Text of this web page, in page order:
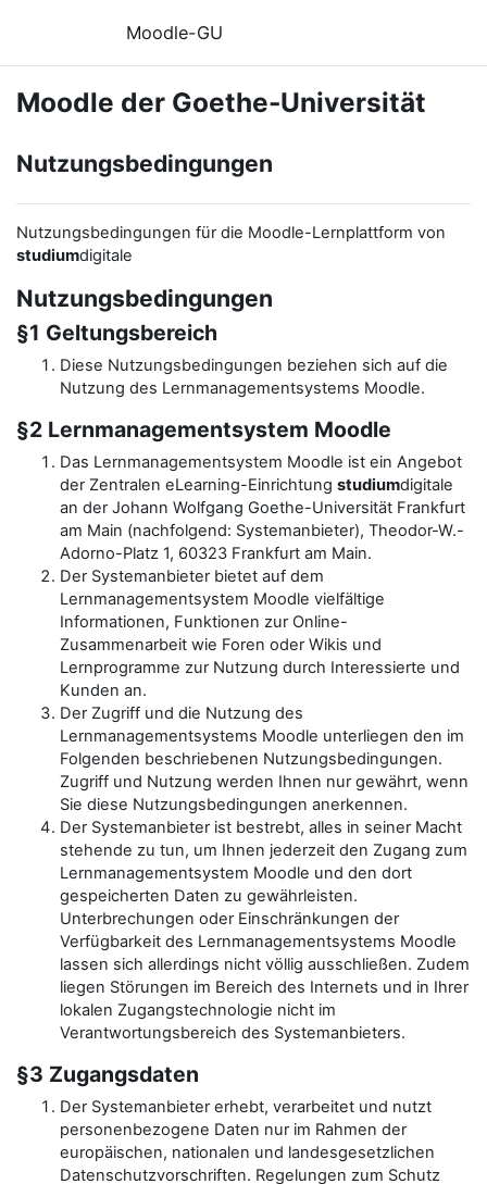
Moodle-GU
Moodle der Goethe-Universität
Nutzungsbedingungen
Nutzungsbedingungen für die Moodle-Lernplattform von
studiumdigitale
Nutzungsbedingungen
§1 Geltungsbereich
Diese Nutzungsbedingungen beziehen sich auf die
Nutzung des Lernmanagementsystems Moodle.
§2 Lernmanagementsystem Moodle
Das Lernmanagementsystem Moodle ist ein Angebot
der Zentralen eLearning-Einrichtung studiumdigitale
an der Johann Wolfgang Goethe-Universität Frankfurt
am Main (nachfolgend: Systemanbieter), Theodor-W.-
Adorno-Platz 1, 60323 Frankfurt am Main.
Der Systemanbieter bietet auf dem
Lernmanagementsystem Moodle vielfältige
Informationen, Funktionen zur Online-
Zusammenarbeit wie Foren oder Wikis und
Lernprogramme zur Nutzung durch Interessierte und
Kunden an.
Der Zugriff und die Nutzung des
Lernmanagementsystems Moodle unterliegen den im
Folgenden beschriebenen Nutzungsbedingungen.
Zugriff und Nutzung werden Ihnen nur gewährt, wenn
Sie diese Nutzungsbedingungen anerkennen.
Der Systemanbieter ist bestrebt, alles in seiner Macht
stehende zu tun, um Ihnen jederzeit den Zugang zum
Lernmanagementsystem Moodle und den dort
gespeicherten Daten zu gewährleisten.
Unterbrechungen oder Einschränkungen der
Verfügbarkeit des Lernmanagementsystems Moodle
lassen sich allerdings nicht völlig ausschließen. Zudem
liegen Störungen im Bereich des Internets und in Ihrer
lokalen Zugangstechnologie nicht im
Verantwortungsbereich des Systemanbieters.
§3 Zugangsdaten
Der Systemanbieter erhebt, verarbeitet und nutzt
personenbezogene Daten nur im Rahmen der
europäischen, nationalen und landesgesetzlichen
Datenschutzvorschriften. Regelungen zum Schutz